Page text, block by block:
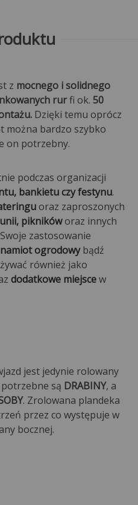
z mocnego i solidnego
rurfi ok. 50
Dzięki temu oprócz
można bardzo szybko
on potrzebny.
podczas organizacji
bankietu czy festynu.
oraz zaproszonych
piknikóworaz innych
zastosowanie
ogrodowybądź
również jako
dodatkowe miejscew
jest jedynie rolowany
są DRABINY, a
. Zrolowana plandeka
przez co występuje w
bocznej.